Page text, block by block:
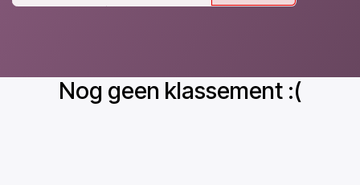
Nog geen klassement :(